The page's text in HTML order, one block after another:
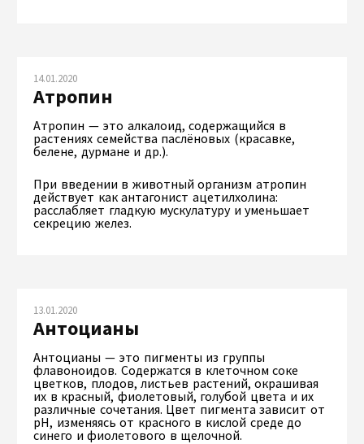
14.01.2020
Атропин
Атропин — это алкалоид, содержащийся в
растениях семейства паслёновых (красавке,
белене, дурмане и др.).
При введении в животный организм атропин
действует как антагонист ацетилхолина:
расслабляет гладкую мускулатуру и уменьшает
секрецию желез.
13.01.2020
Антоцианы
Антоцианы — это пигменты из группы
флавоноидов. Содержатся в клеточном соке
цветков, плодов, листьев растений, окрашивая
их в красный, фиолетовый, голубой цвета и их
различные сочетания. Цвет пигмента зависит от
рН, изменяясь от красного в кислой среде до
синего и фиолетового в щелочной.